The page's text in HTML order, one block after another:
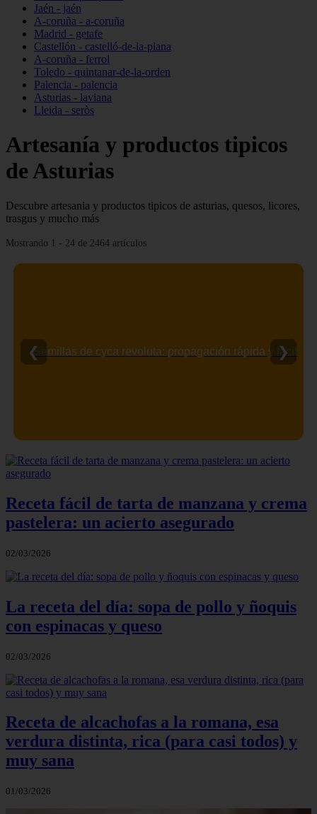
Jaén - jaén
A-coruña - a-coruña
Madrid - getafe
Castellón - castelló-de-la-plana
A-coruña - ferrol
Toledo - quintanar-de-la-orden
Palencia - palencia
Asturias - laviana
Lleida - seròs
Artesanía y productos tipicos
de Asturias
Descubre artesania y productos tipicos de asturias, quesos, licores,
trasgus y mucho más
Mostrando 1 - 24 de 2464 artículos
Semillas de cyca revoluta: propagación rápida y fácil
❮ ❯
Receta fácil de tarta de manzana y crema
pastelera: un acierto asegurado
02/03/2026
La receta del día: sopa de pollo y ñoquis
con espinacas y queso
02/03/2026
Receta de alcachofas a la romana, esa
verdura distinta, rica (para casi todos) y
muy sana
01/03/2026